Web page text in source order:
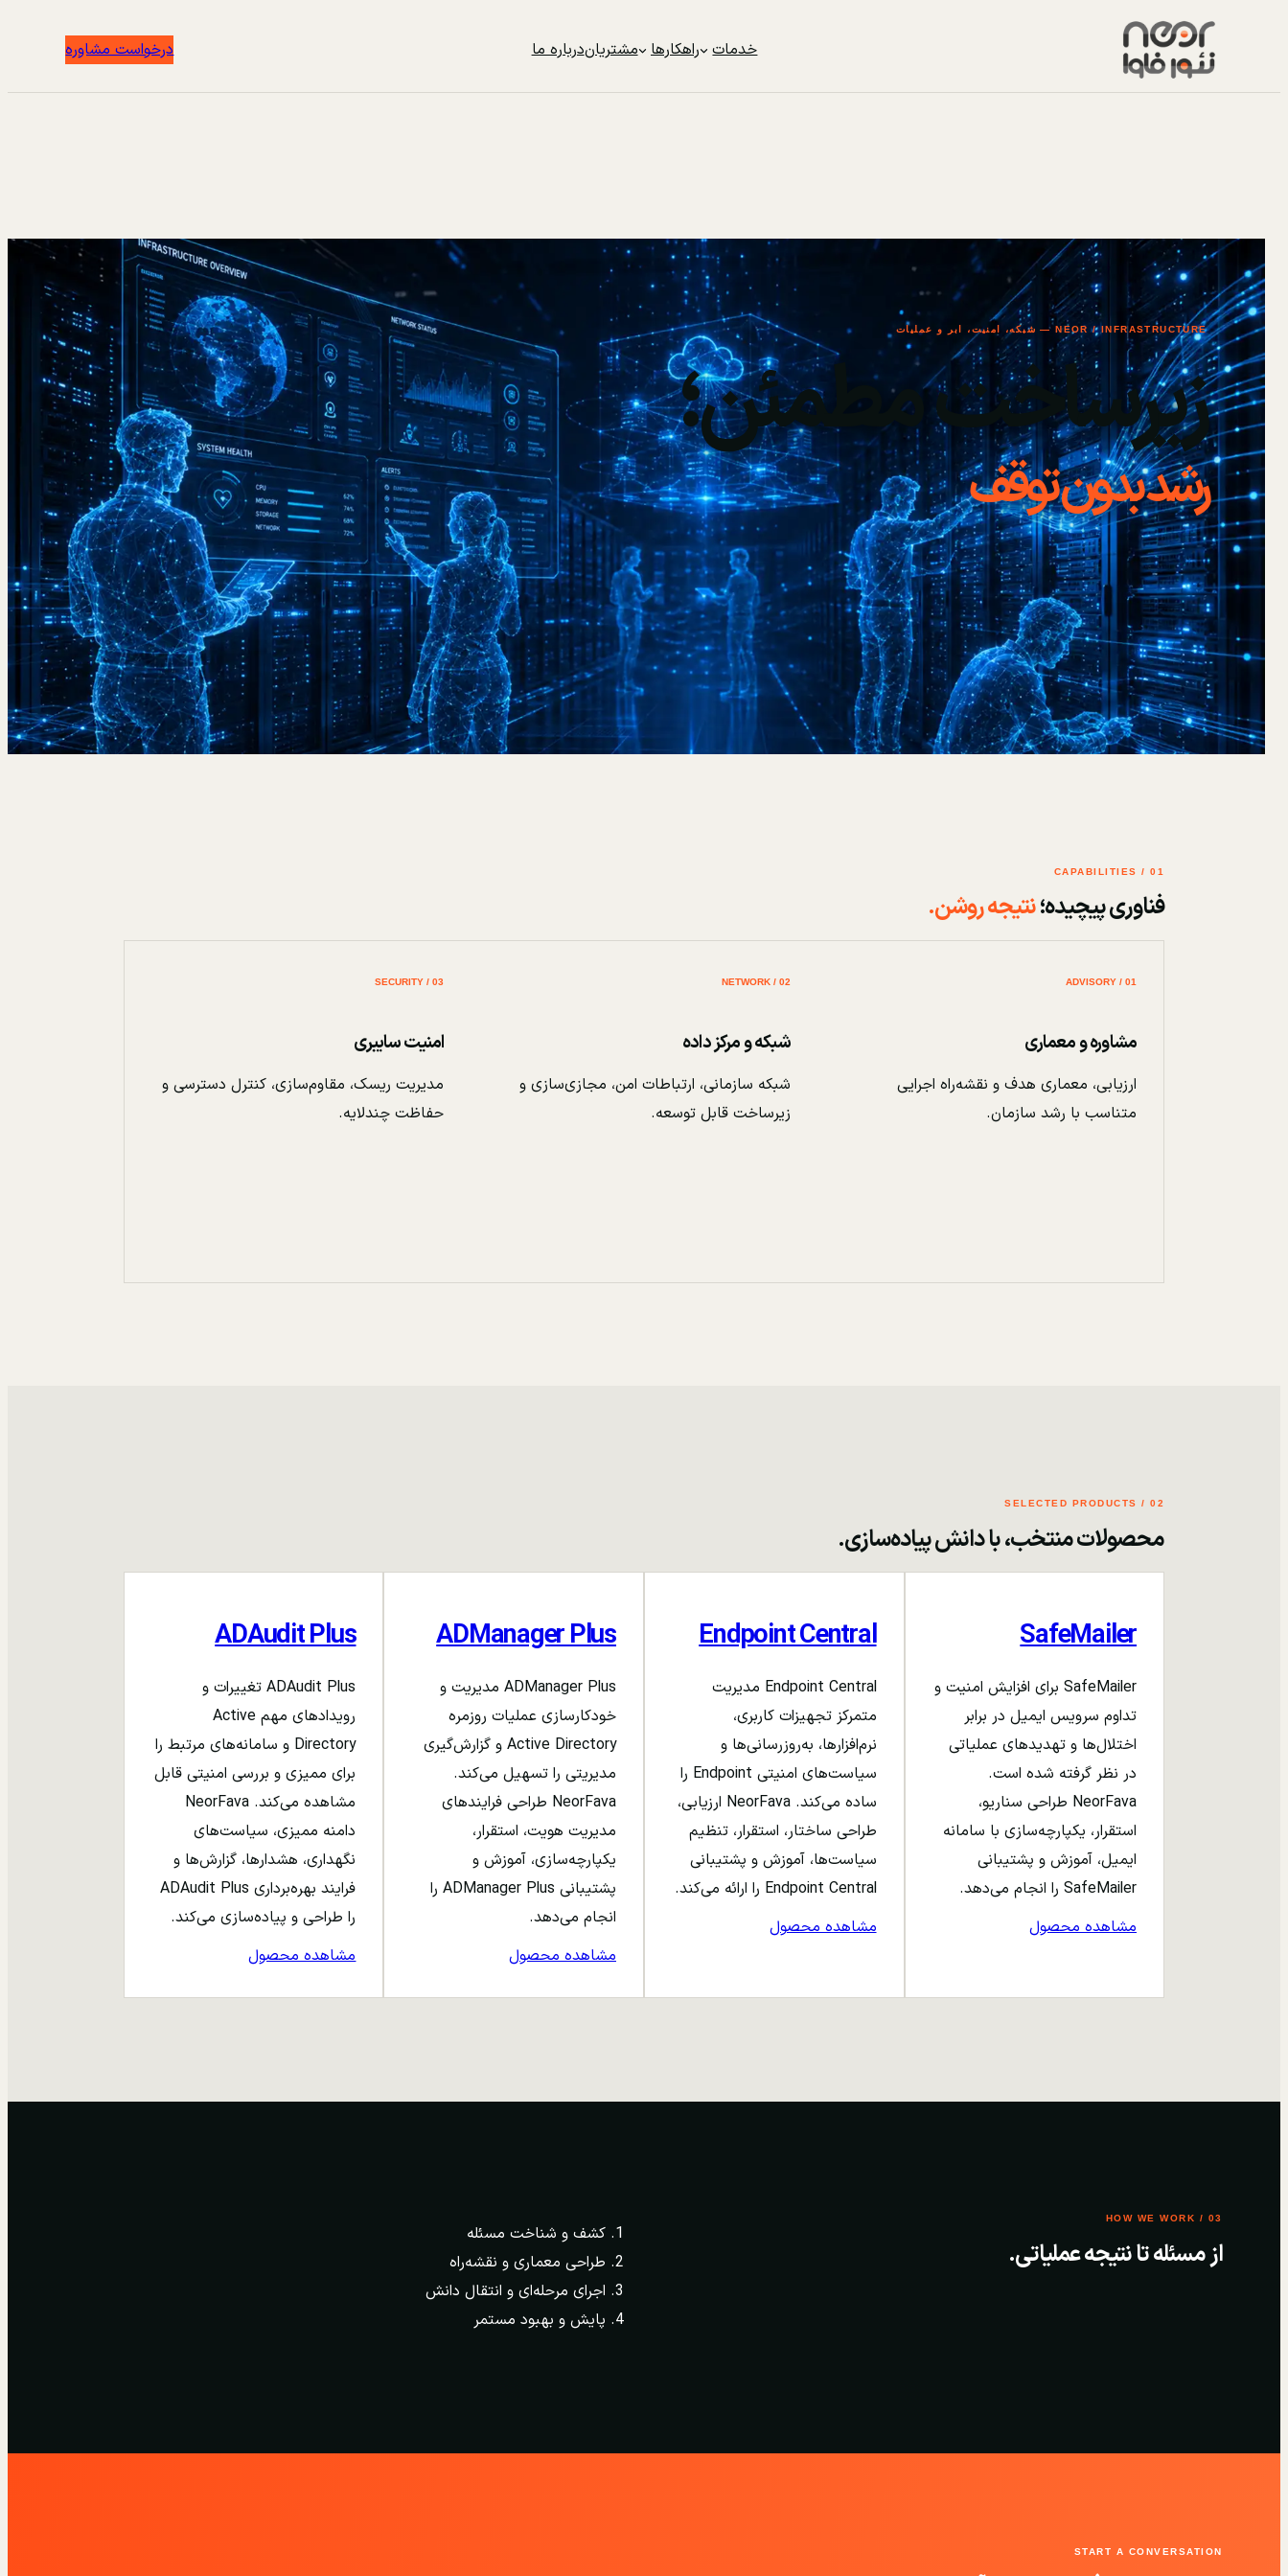
خدمات راهکارها مشتریاندرباره ما درخواست مشاوره
NEOR / INFRASTRUCTURE — شبکه، امنیت، ابر و عملیات
زیرساخت مطمئن؛
رشد بدون توقف
01 / CAPABILITIES
فناوری پیچیده؛نتیجه روشن.
01 / ADVISORY
مشاوره و معماری
ارزیابی، معماری هدف و نقشه‌راه اجرایی
متناسب با رشد سازمان.
02 / NETWORK
شبکه و مرکز داده
شبکه سازمانی، ارتباطات امن، مجازی‌سازی و
زیرساخت قابل توسعه.
03 / SECURITY
امنیت سایبری
مدیریت ریسک، مقاوم‌سازی، کنترل دسترسی و
حفاظت چندلایه.
02 / SELECTED PRODUCTS
محصولات منتخب، با دانش پیاده‌سازی.
SafeMailer
SafeMailer برای افزایش امنیت و
تداوم سرویس ایمیل در برابر
اختلال‌ها و تهدیدهای عملیاتی
در نظر گرفته شده است.
NeorFava طراحی سناریو،
استقرار، یکپارچه‌سازی با سامانه
ایمیل، آموزش و پشتیبانی
SafeMailer را انجام می‌دهد.
مشاهده محصول
Endpoint Central
Endpoint Central مدیریت
متمرکز تجهیزات کاربری،
نرم‌افزارها، به‌روزرسانی‌ها و
سیاست‌های امنیتی Endpoint را
ساده می‌کند. NeorFava ارزیابی،
طراحی ساختار، استقرار، تنظیم
سیاست‌ها، آموزش و پشتیبانی
Endpoint Central را ارائه می‌کند.
مشاهده محصول
ADManager Plus
ADManager Plus مدیریت و
خودکارسازی عملیات روزمره
Active Directory و گزارش‌گیری
مدیریتی را تسهیل می‌کند.
NeorFava طراحی فرایندهای
مدیریت هویت، استقرار،
یکپارچه‌سازی، آموزش و
پشتیبانی ADManager Plus را
انجام می‌دهد.
مشاهده محصول
ADAudit Plus
ADAudit Plus تغییرات و
رویدادهای مهم Active
Directory و سامانه‌های مرتبط را
برای ممیزی و بررسی امنیتی قابل
مشاهده می‌کند. NeorFava
دامنه ممیزی، سیاست‌های
نگهداری، هشدارها، گزارش‌ها و
فرایند بهره‌برداری ADAudit Plus
را طراحی و پیاده‌سازی می‌کند.
مشاهده محصول
03 / HOW WE WORK
از مسئله تا نتیجه عملیاتی.
کشف و شناخت مسئله
طراحی معماری و نقشه‌راه
اجرای مرحله‌ای و انتقال دانش
پایش و بهبود مستمر
START A CONVERSATION